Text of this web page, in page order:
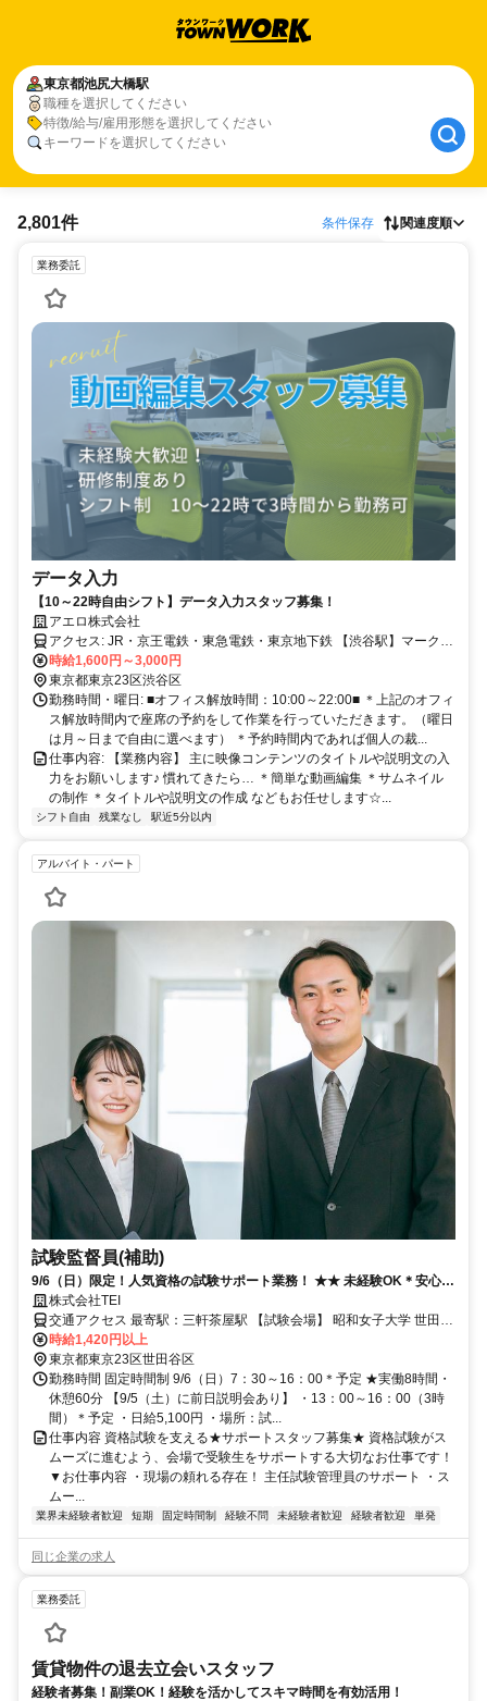
東京都池尻大橋駅
職種を選択してください
特徴/給与/雇用形態を選択してください
キーワードを選択してください
2,801件 条件保存 関連度順
業務委託
データ入力
【10～22時自由シフト】データ入力スタッフ募集！
アエロ株式会社
アクセス: JR・京王電鉄・東急電鉄・東京地下鉄 【渋谷駅】マークシ
ティより徒歩5分 京王電鉄井の頭線 【神泉駅】徒歩3分 複数路線利用
可能☆ 新宿・下北沢・池袋・横浜からの通勤も便利です♪
時給1,600円～3,000円
東京都東京23区渋谷区
勤務時間・曜日: ■オフィス解放時間：10:00～22:00■ ＊上記のオフィ
ス解放時間内で座席の予約をして作業を行っていただきます。（曜日
は月～日まで自由に選べます） ＊予約時間内であれば個人の裁...
仕事内容: 【業務内容】 主に映像コンテンツのタイトルや説明文の入
力をお願いします♪ 慣れてきたら… ＊簡単な動画編集 ＊サムネイル
の制作 ＊タイトルや説明文の作成 などもお任せします☆...
シフト自由 残業なし 駅近5分以内
アルバイト・パート
試験監督員(補助)
9/6（日）限定！人気資格の試験サポート業務！ ★★ 未経験OK＊安心の
前日説明会あり ★★
株式会社TEI
交通アクセス 最寄駅：三軒茶屋駅 【試験会場】 昭和女子大学 世田谷
キャンパス ・東急田園都市線（半蔵門線直通）「三軒茶屋駅」下車
徒歩7分
時給1,420円以上
東京都東京23区世田谷区
勤務時間 固定時間制 9/6（日）7：30～16：00＊予定 ★実働8時間・
休憩60分 【9/5（土）に前日説明会あり】 ・13：00～16：00（3時
間）＊予定 ・日給5,100円 ・場所：試...
仕事内容 資格試験を支える★サポートスタッフ募集★ 資格試験がス
ムーズに進むよう、会場で受験生をサポートする大切なお仕事です！
▼お仕事内容 ・現場の頼れる存在！ 主任試験管理員のサポート ・ス
ムー...
業界未経験者歓迎 短期 固定時間制 経験不問 未経験者歓迎 経験者歓迎 単発
同じ企業の求人
業務委託
賃貸物件の退去立会いスタッフ
経験者募集！副業OK！経験を活かしてスキマ時間を有効活用！